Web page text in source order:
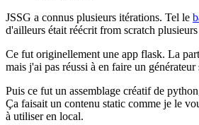
JSSG a connus plusieurs itérations. Tel le
d'ailleurs était réécrit from scratch
Ce fut originellement une app flask. La
mais j'ai pas réussi à en faire un générateur
Puis ce fut un assemblage créatif de
Ça faisait un contenu static comme je le
à utiliser en local.